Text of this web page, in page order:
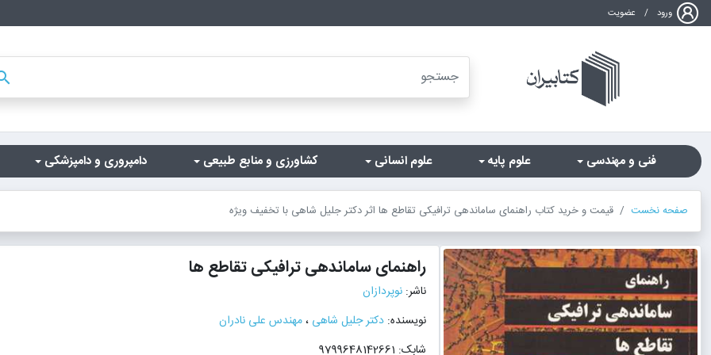
ورود / عضویت
فنی و مهندسی علوم پایه علوم انسانی کشاورزی و منابع طبیعی دامپروری و دامپزشکی
صفحه نخست قیمت و خرید کتاب راهنمای ساماندهی ترافیکی تقاطع ها اثر دکتر جلیل شاهی با تخفیف ویژه
راهنمای ساماندهی ترافیکی تقاطع ها
ناشر: نوپردازان
نویسنده: دکتر جلیل شاهی ،مهندس علی نادران
شابک: 9799648142661